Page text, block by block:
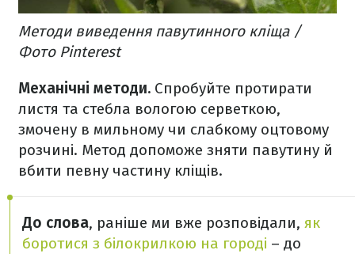
Методи виведення павутинного кліща /
Фото Pinterest
Механічні методи. Спробуйте протирати
листя та стебла вологою серветкою,
змочену в мильному чи слабкому оцтовому
розчині. Метод допоможе зняти павутину й
вбити певну частину кліщів.
До слова, раніше ми вже розповідали, як
боротися з білокрилкою на городі – до